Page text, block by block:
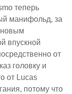
теперь
манифольд, за
новым
впускной
от
головку и
от Lucas
потому что